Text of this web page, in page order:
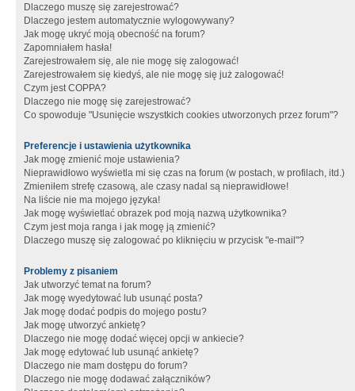
Dlaczego muszę się zarejestrować?
Dlaczego jestem automatycznie wylogowywany?
Jak mogę ukryć moją obecność na forum?
Zapomniałem hasła!
Zarejestrowałem się, ale nie mogę się zalogować!
Zarejestrowałem się kiedyś, ale nie mogę się już zalogować!
Czym jest COPPA?
Dlaczego nie mogę się zarejestrować?
Co spowoduje "Usunięcie wszystkich cookies utworzonych przez forum"?
Preferencje i ustawienia użytkownika
Jak mogę zmienić moje ustawienia?
Nieprawidłowo wyświetla mi się czas na forum (w postach, w profilach, itd.)
Zmieniłem strefę czasową, ale czasy nadal są nieprawidłowe!
Na liście nie ma mojego języka!
Jak mogę wyświetlać obrazek pod moją nazwą użytkownika?
Czym jest moja ranga i jak mogę ją zmienić?
Dlaczego muszę się zalogować po kliknięciu w przycisk "e-mail"?
Problemy z pisaniem
Jak utworzyć temat na forum?
Jak mogę wyedytować lub usunąć posta?
Jak mogę dodać podpis do mojego postu?
Jak mogę utworzyć ankietę?
Dlaczego nie mogę dodać więcej opcji w ankiecie?
Jak mogę edytować lub usunąć ankietę?
Dlaczego nie mam dostępu do forum?
Dlaczego nie mogę dodawać załączników?